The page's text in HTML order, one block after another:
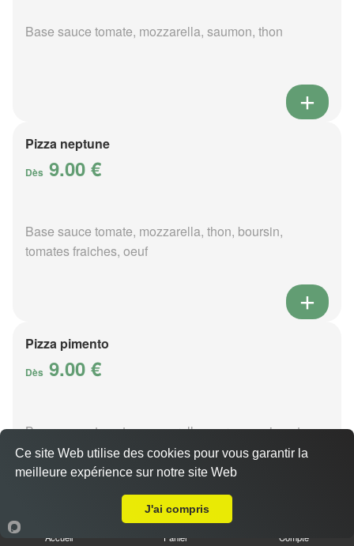
Base sauce tomate, mozzarella, saumon, thon
Pizza neptune
Dès 9.00 €
Base sauce tomate, mozzarella, thon, boursin,
tomates fraiches, oeuf
Pizza pimento
Dès 9.00 €
Base sauce tomate, mozzarella, merguez, piments,
oignons
Accueil Panier Compte
Ce site Web utilise des cookies pour vous garantir la
meilleure expérience sur notre site Web
J'ai compris